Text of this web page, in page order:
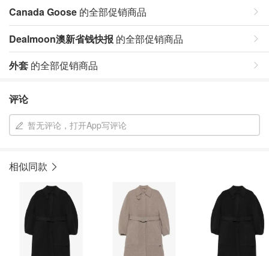
Canada Goose 的全部促销商品
Dealmoon澳新省钱快报 的全部促销商品
外套 的全部促销商品
评论
暂无评论，打开App写评论
相似同款